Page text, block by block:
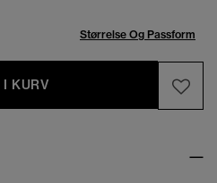
Størrelse Og Passform
I KURV